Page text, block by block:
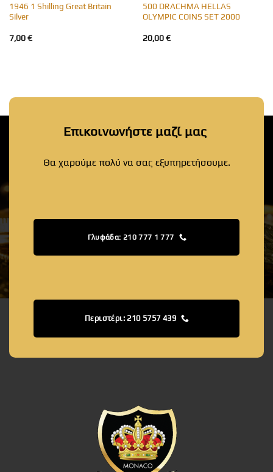
1946 1 Shilling Great Britain
Silver
7,00€
500 DRACHMA HELLAS
OLYMPIC COINS SET 2000
20,00€
Επικοινωνήστε μαζί μας
Θα χαρούμε πολύ να σας εξυπηρετήσουμε.
Γλυφάδα: 210 777 1 777
Περιστέρι: 210 5757 439